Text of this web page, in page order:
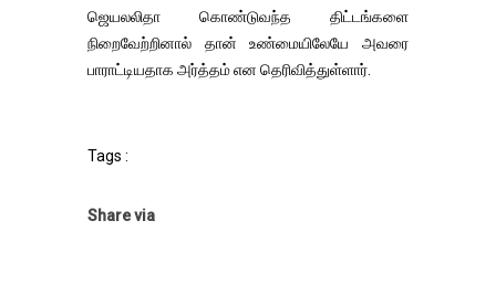
ஜெயலலிதா கொண்டுவந்த திட்டங்களை
நிறைவேற்றினால் தான் உண்மையிலேயே அவரை
பாராட்டியதாக அர்த்தம் என தெரிவித்துள்ளார்.
Tags :
Share via